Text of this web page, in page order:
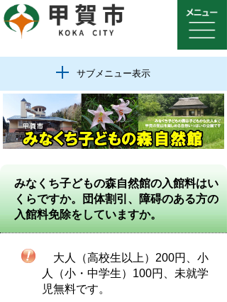
サブメニュー表示
みなくち子どもの森自然館の入館料はい
くらですか。団体割引、障碍のある方の
入館料免除をしていますか。
大人（高校生以上）200円、小
人（小・中学生）100円、未就学
児無料です。